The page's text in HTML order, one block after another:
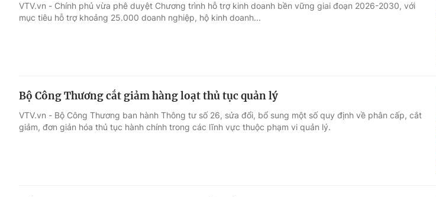
VTV.vn - Chính phủ vừa phê duyệt Chương trình hỗ trợ kinh doanh bền vững giai đoạn 2026-2030, với
mục tiêu hỗ trợ khoảng 25.000 doanh nghiệp, hộ kinh doanh...
Bộ Công Thương cắt giảm hàng loạt thủ tục quản lý
VTV.vn - Bộ Công Thương ban hành Thông tư số 26, sửa đổi, bổ sung một số quy định về phân cấp, cắt
giảm, đơn giản hóa thủ tục hành chính trong các lĩnh vực thuộc phạm vi quản lý.